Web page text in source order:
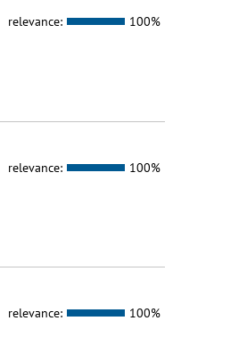
relevance: 100%
relevance: 100%
relevance: 100%